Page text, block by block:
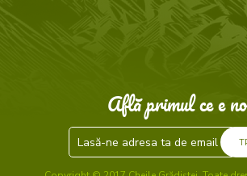
Află primul ce e